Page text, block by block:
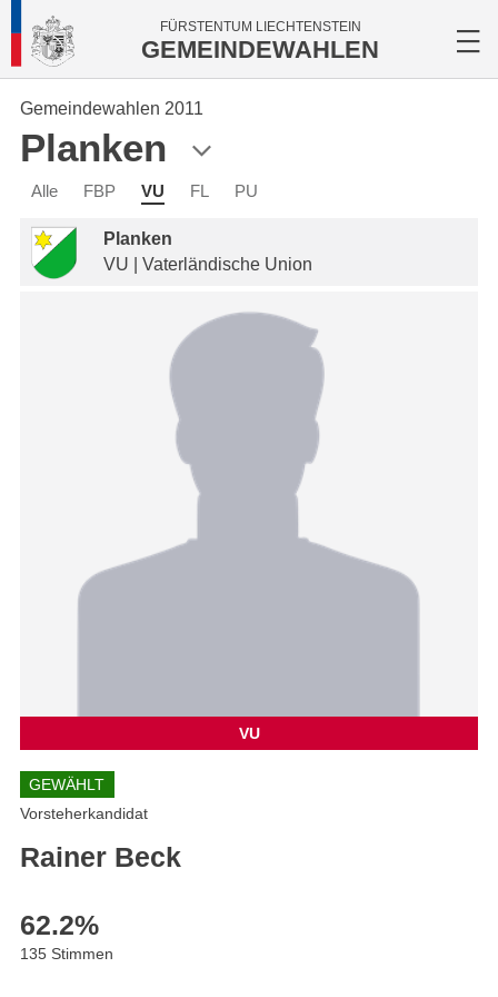
FÜRSTENTUM LIECHTENSTEIN
GEMEINDEWAHLEN
Gemeindewahlen 2011
Planken
Alle FBP VU FL PU
Planken
VU | Vaterländische Union
VU
GEWÄHLT
Vorsteherkandidat
Rainer Beck
62.2%
135 Stimmen